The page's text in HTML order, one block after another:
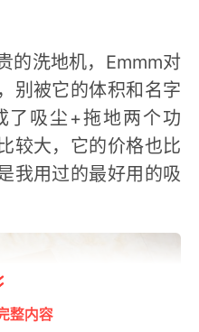
的洗地机，Emmm对
别被它的体积和名字
了吸尘+拖地两个功
较大，它的价格也比
我用过的最好用的吸
整内容